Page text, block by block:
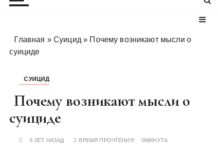
м
Главная » Суицид » Почему возникают мысли о
суициде
СУИЦИД
Почему возникают мысли о
суициде
6 ЛЕТ НАЗАД ВРЕМЯ ПРОЧТЕНИЯ: 0МИНУТА